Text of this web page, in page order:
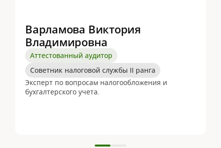
Варламова Виктория
Владимировна
Аттестованный аудитор
Советник налоговой службы II ранга
Эксперт по вопросам налогообложения и
бухгалтерского учета.